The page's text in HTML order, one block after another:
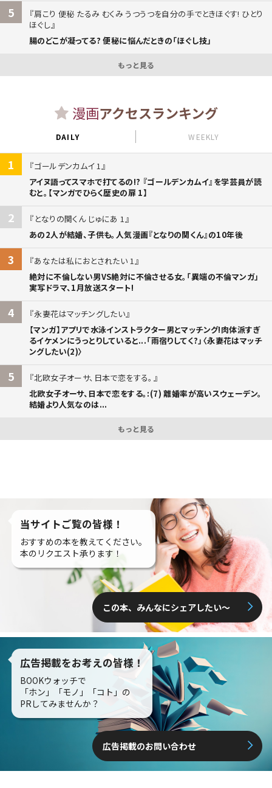
5
肩こり 便秘 たるみ むくみ うつうつを自分の手でときほぐす! ひとり
ほぐし
腸のどこが凝ってる? 便秘に悩んだときの「ほぐし技」
もっと見る
漫画アクセスランキング
DAILY WEEKLY
1
ゴールデンカムイ 1
アイヌ語ってスマホで打てるの!? 『ゴールデンカムイ』を学芸員が読
むと。【マンガでひらく歴史の扉 1】
2
となりの関くん じゅにあ 1
あの2人が結婚、子供も。人気漫画『となりの関くん』の10年後
3
あなたは私におとされたい 1
絶対に不倫しない男VS絶対に不倫させる女。「異端の不倫マンガ」
実写ドラマ、1月放送スタート!
4
永妻花はマッチングしたい
【マンガ】アプリで水泳インストラクター男とマッチング!肉体派すぎ
るイケメンにうっとりしていると...「雨宿りしてく?」〈永妻花はマッチ
ングしたい(2)〉
5
北欧女子オーサ、日本で恋をする。
北欧女子オーサ、日本で恋をする。:(7) 離婚率が高いスウェーデン。
結婚より人気なのは...
もっと見る
当サイトご覧の皆様！
おすすめの本を教えてください。
本のリクエスト承ります！
この本、みんなにシェアしたい〜
広告掲載をお考えの皆様！
BOOKウォッチで
「ホン」「モノ」「コト」の
PRしてみませんか？
広告掲載のお問い合わせ